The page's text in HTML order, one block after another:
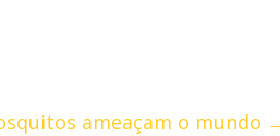
ameaçam o mundo